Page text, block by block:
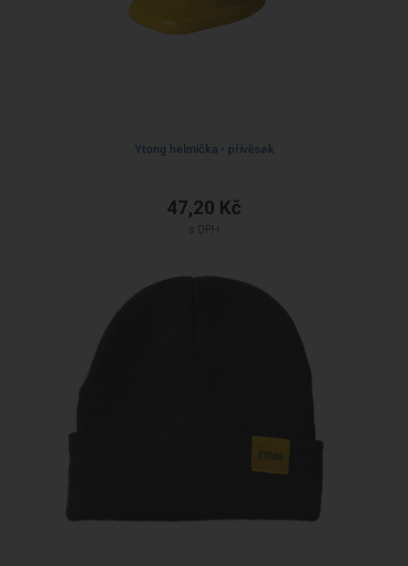
Ytong helmička - přívěsek
47,20 Kč
s DPH